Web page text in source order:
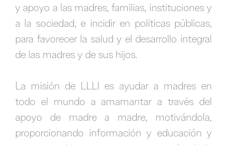
y apoyo a las madres, familias, instituciones y
a la sociedad, e incidir en políticas públicas,
para favorecer la salud y el desarrollo integral
de las madres y de sus hijos.
La misión de LLLI es ayudar a madres en
todo el mundo a amamantar a través del
apoyo de madre a madre, motivándola,
proporcionando información y educación y